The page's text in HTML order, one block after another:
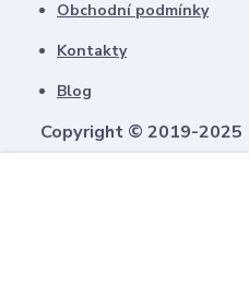
Obchodní podmínky
Kontakty
Blog
Copyright © 2019-2025